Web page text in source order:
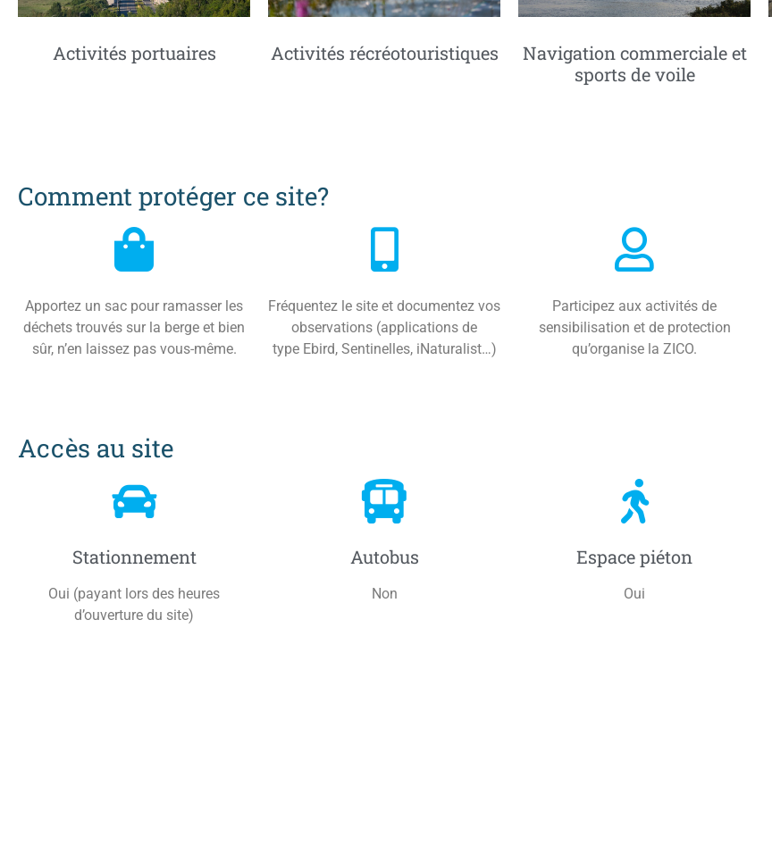
Activités portuaires Activités récréotouristiques
Navigation commerciale et
sports de voile
Comment protéger ce site?
Apportez un sac pour ramasser les
déchets trouvés sur la berge et bien
sûr, n’en laissez pas vous-même.
Fréquentez le site et documentez vos
observations (applications de
type Ebird, Sentinelles, iNaturalist…)
Participez aux activités de
sensibilisation et de protection
qu’organise la ZICO.
Accès au site
Stationnement
Oui (payant lors des heures
d’ouverture du site)
Autobus
Non
Espace piéton
Oui